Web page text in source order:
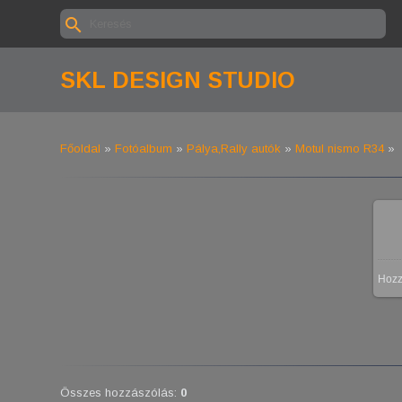
SKL DESIGN STUDIO
Főoldal » Fotóalbum » Pálya,Rally autók » Motul nismo R34»
Összes hozzászólás: 0